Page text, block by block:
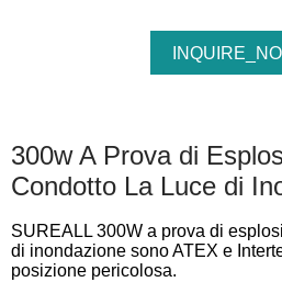
300w A Prova di
Condotto La Luce di
SUREALL 300W a prova di
di inondazione sono ATEX e
posizione pericolosa.